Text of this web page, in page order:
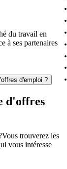
du travail en
à ses partenaires
d'emploi ?
d'offres
Vous trouverez les
vous intéresse